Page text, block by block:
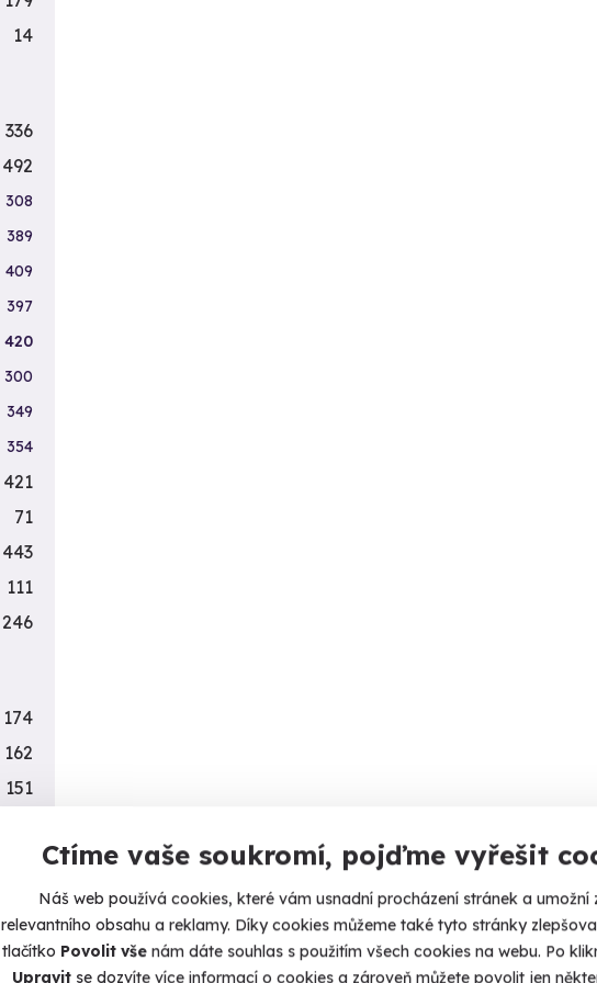
Ctíme vaše soukromí, pojďme vyřešit
Náš web používá cookies, které vám usnadní procházení stránek a umožní
relevantního obsahu a reklamy. Díky cookies můžeme také tyto stránky
tlačítko Povolit vše nám dáte souhlas s použitím všech cookies na webu. Po
Upravitse dozvíte více informací o cookies a zároveň můžete povolit jen
14
336
492
308
389
409
397
420
300
349
354
421
71
443
111
246
174
162
151
453
378